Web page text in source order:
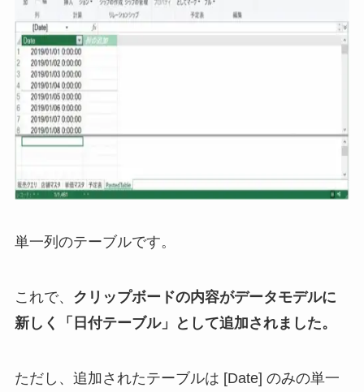
単一列のテーブルです。
これで、 クリップボードの内容がデータモデルに
新しく「日付テーブル」として追加されました。
ただし、追加されたテーブルは [Date] のみの単一